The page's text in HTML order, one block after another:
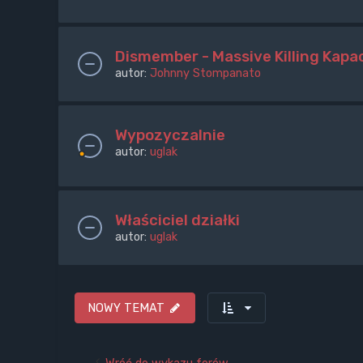
Dismember - Massive Killing
autor: Johnny Stompanato
Wypozyczalnie
autor: uglak
Właściciel działki
autor: uglak
NOWY TEMAT